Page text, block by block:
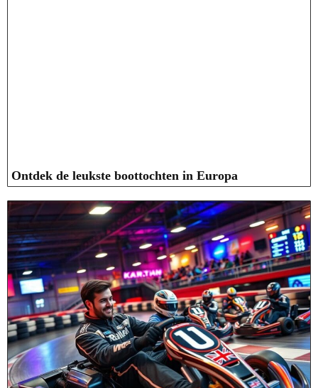
Ontdek de leukste boottochten in Europa